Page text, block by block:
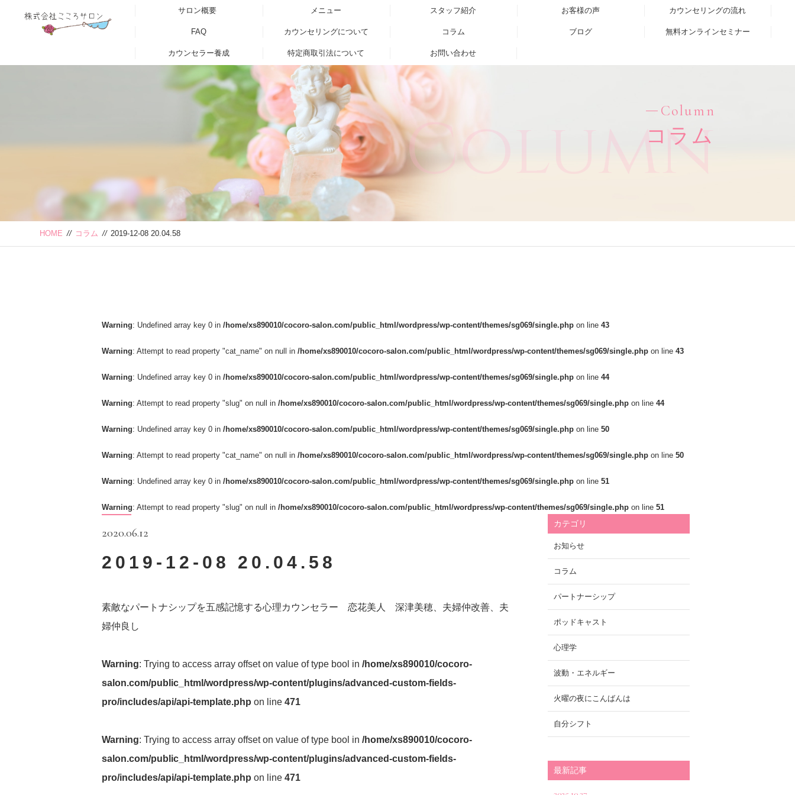
サロン概要 メニュー スタッフ紹介 お客様の声 カウンセリングの流れ
FAQ カウンセリングについて コラム ブログ 無料オンラインセミナー
カウンセラー養成 特定商取引法について お問い合わせ
Column
コラム
Column
HOME // コラム // 2019-12-08 20.04.58
Warning: Undefined array key 0 in /home/xs890010/cocoro-salon.com/public_html/wordpress/wp-content/themes/sg069/single.php on line 43
Warning: Attempt to read property "cat_name" on null in /home/xs890010/cocoro-salon.com/public_html/wordpress/wp-content/themes/sg069/single.php on line 43
Warning: Undefined array key 0 in /home/xs890010/cocoro-salon.com/public_html/wordpress/wp-content/themes/sg069/single.php on line 44
Warning: Attempt to read property "slug" on null in /home/xs890010/cocoro-salon.com/public_html/wordpress/wp-content/themes/sg069/single.php on line 44
Warning: Undefined array key 0 in /home/xs890010/cocoro-salon.com/public_html/wordpress/wp-content/themes/sg069/single.php on line 50
Warning: Attempt to read property "cat_name" on null in /home/xs890010/cocoro-salon.com/public_html/wordpress/wp-content/themes/sg069/single.php on line 50
Warning: Undefined array key 0 in /home/xs890010/cocoro-salon.com/public_html/wordpress/wp-content/themes/sg069/single.php on line 51
Warning: Attempt to read property "slug" on null in /home/xs890010/cocoro-salon.com/public_html/wordpress/wp-content/themes/sg069/single.php on line 51
2020.06.12
2019-12-08 20.04.58
素敵なパートナシップを五感記憶する心理カウンセラー 恋花美人 深津美穂、夫婦仲改善、夫
婦仲良し
Warning: Trying to access array offset on value of type bool in /home/xs890010/cocoro-
salon.com/public_html/wordpress/wp-content/plugins/advanced-custom-fields-
pro/includes/api/api-template.php on line 471
Warning: Trying to access array offset on value of type bool in /home/xs890010/cocoro-
salon.com/public_html/wordpress/wp-content/plugins/advanced-custom-fields-
pro/includes/api/api-template.php on line 471
カテゴリ
お知らせ
コラム
パートナーシップ
ポッドキャスト
心理学
波動・エネルギー
火曜の夜にこんばんは
自分シフト
最新記事